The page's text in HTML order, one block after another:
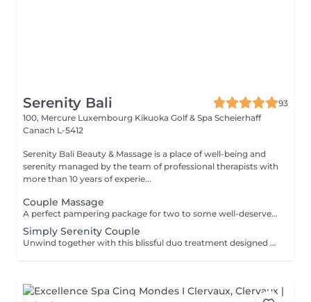
Serenity Bali
93
100, Mercure Luxembourg Kikuoka Golf & Spa Scheierhaff
Canach L-5412
Serenity Bali Beauty & Massage is a place of well-being and
serenity managed by the team of professional therapists with
more than 10 years of experie...
Couple Massage
A perfect pampering package for two to some well-deserved downtime and to spend some quality time together. Grab a loved one and treat yourselves.
Simply Serenity Couple
Unwind together with this blissful duo treatment designed for a couple. Begin with a 45 minutes full body massage to ease tension, improve circulation, and restore balance. Then enjoy a 30 minutes simply facial treatment, tailored to your skin type, featuring cleansing, gentle exfoliation, a shooting facial massage, and refreshing mask, leaving your skin glowing and hydrated.